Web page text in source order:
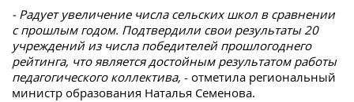
- Радует увеличение числа сельских школ в сравнении
с прошлым годом. Подтвердили свои результаты 20
учреждений из числа победителей прошлогоднего
рейтинга, что является достойным результатом работы
педагогического коллектива, - отметила региональный
министр образования Наталья Семенова.